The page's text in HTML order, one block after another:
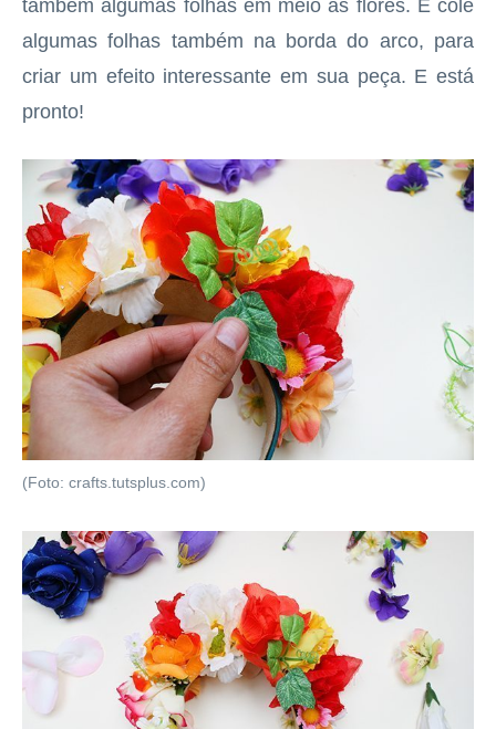
também algumas folhas em meio às flores. E cole
algumas folhas também na borda do arco, para
criar um efeito interessante em sua peça. E está
pronto!
(Foto: crafts.tutsplus.com)